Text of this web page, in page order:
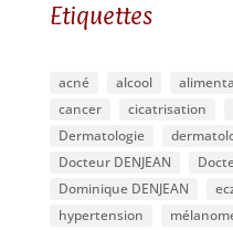
Etiquettes
acné alcool
cancer
cicatrisation
Dermatologie
Docteur DENJEAN
Dominique DENJEAN
hypertension